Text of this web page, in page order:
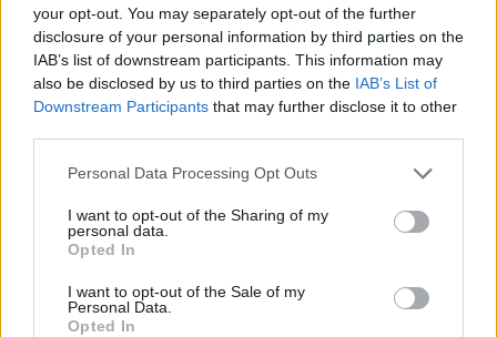
your opt-out. You may separately opt-out of the further
disclosure of your personal information by third parties on the
IAB’s list of downstream participants. This information may
also be disclosed by us to third parties on the IAB’s List of
Downstream Participants that may further disclose it to other
Personal Data Processing Opt Outs
I want to opt-out of the Sharing of my
personal data.
Opted In
I want to opt-out of the Sale of my
Personal Data.
Opted In
Commenti
registrati per commentare questo
articolo.
L'email è richiesta ma non verrà mostrata ai visitatori. Il contenuto di questo
commento esprime il pensiero dell'autore e non rappresenta la linea editoriale
commenti non sono testi giornalistici, ma post inviati dai singoli lettori che
possono essere automaticamente pubblicati senza filtro preventivo. I commenti
che includano uno o più link a siti esterni verranno rimossi in automatico dal